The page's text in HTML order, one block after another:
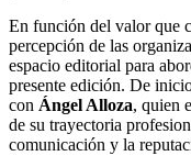
En función del valor que
percepción de las
espacio editorial para
presente edición. De
con Ángel Alloza, quien
de su trayectoria
comunicación y la